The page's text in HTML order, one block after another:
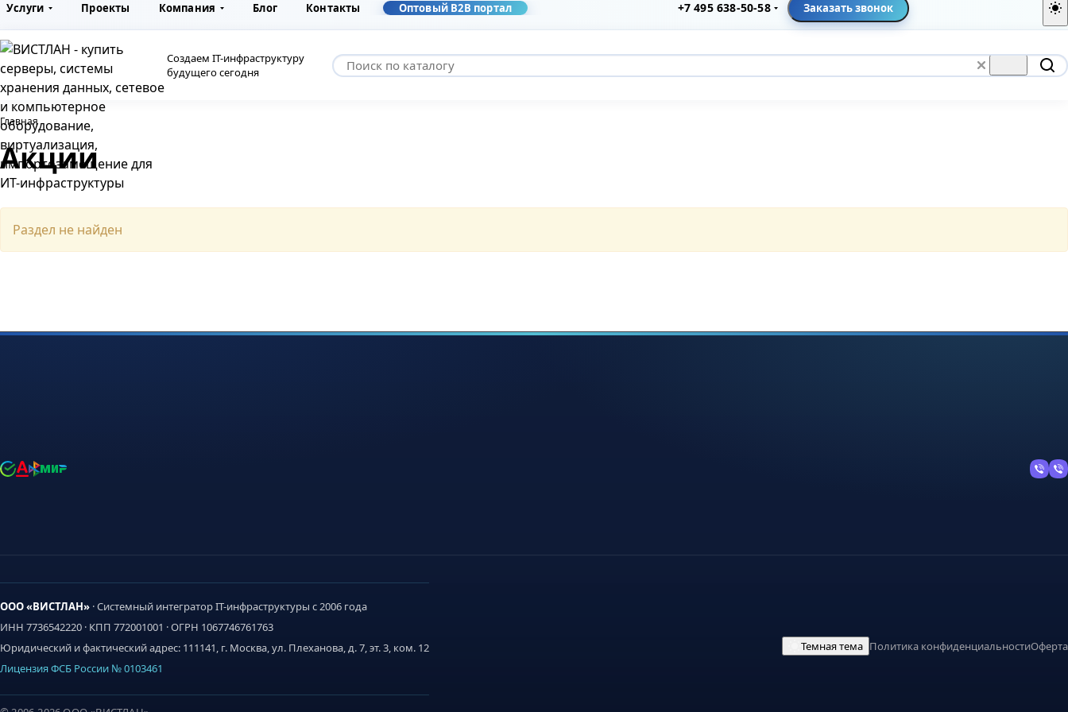
Услуги Проекты Компания Блог Контакты Оптовый B2B портал +7 495 638-50-58 Заказать звонок
Создаем IT-инфраструктуру
будущего сегодня
Главная
Акции
Раздел не найден
ООО «ВИСТЛАН» · Системный интегратор IT-инфраструктуры с 2006 года
ИНН 7736542220 · КПП 772001001 · ОГРН 1067746761763
Юридический и фактический адрес: 111141, г. Москва, ул. Плеханова, д. 7, эт. 3, ком. 12
Лицензия ФСБ России № 0103461
Темная тема Политика конфиденциальностиОферта